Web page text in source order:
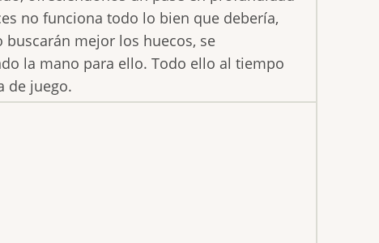
no funciona todo lo bien que debería,
mejor los huecos, se
la mano para ello. Todo ello al tiempo
de juego.